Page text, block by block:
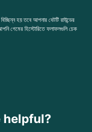
হয় তবে আপনার বেটটি রাউন্ডের
গেমের হিস্টোরিতে ফলাফলগুলি চেক
helpful?